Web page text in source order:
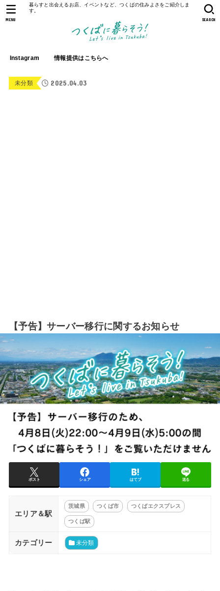
暮らすと出会えるお店、イベントなど、つくばの住みよさをご紹介しま
す。
Instagram 情報提供はこちらへ
SEARCH
MENU
未分類 2025.04.03
【予告】サーバー移行に関するお知らせ
ポスト シェア はてブ 送る
エリア＆駅
茨城県 つくば市 つくばエクスプレス
つくば駅
カテゴリー 未分類